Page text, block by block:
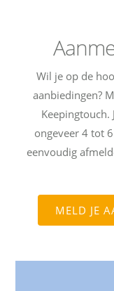
Wil je op de
aanbiedingen?
Keepingtouch.
ongeveer 4 tot
eenvoudig
MELD JE